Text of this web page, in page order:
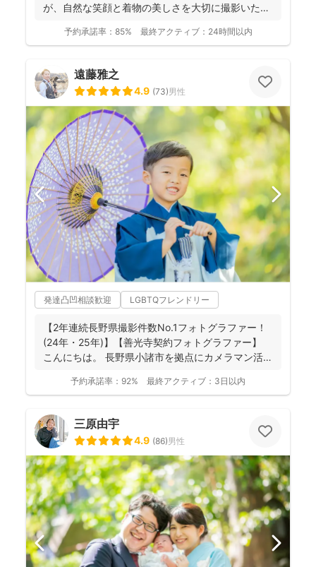
が、自然な笑顔と着物の美しさを大切に撮影いたし
予約承諾率： 85% 最終アクティブ： 24時間以内
遠藤雅之
4.9 (73)男性
発達凸凹相談歓迎 LGBTQフレンドリー
【2年連続長野県撮影件数No.1フォトグラファー！
(24年・25年)】【善光寺契約フォトグラファー】
こんにちは。 長野県小諸市を拠点にカメラマン活
予約承諾率： 92% 最終アクティブ： 3日以内
三原由宇
4.9 (86)男性